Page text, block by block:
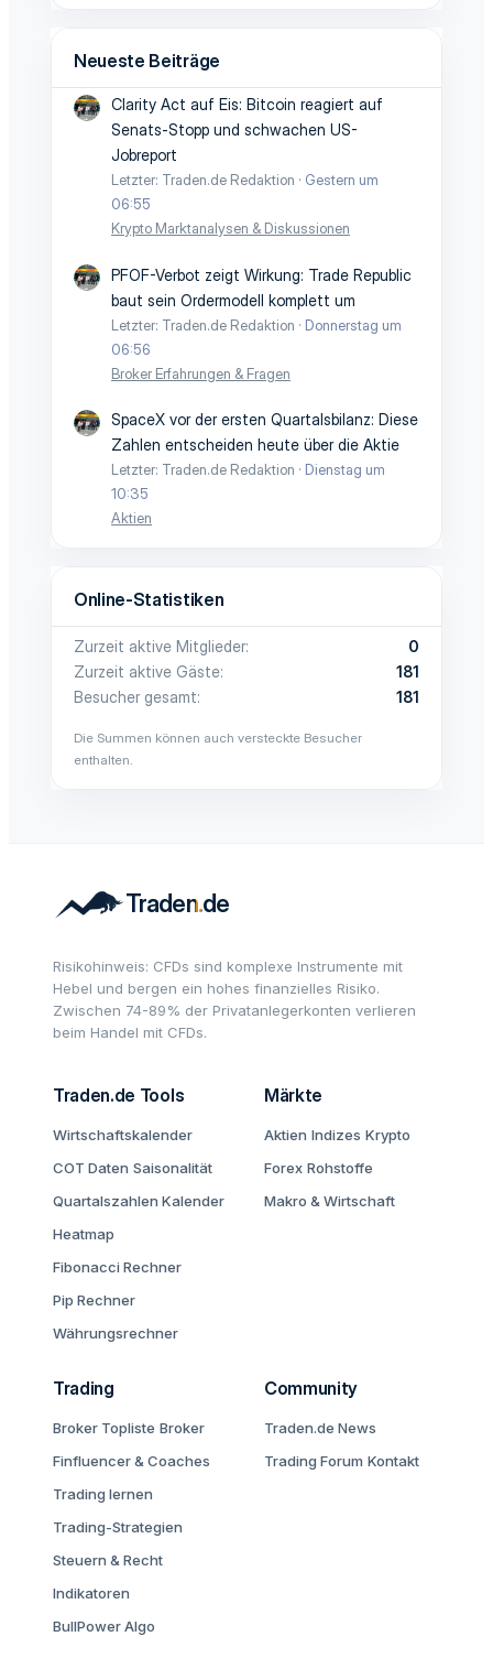
Neueste Beiträge
Clarity Act auf Eis: Bitcoin reagiert auf
Senats-Stopp und schwachen US-
Jobreport
Letzter: Traden.de Redaktion
Gestern um
06:55
Krypto Marktanalysen & Diskussionen
PFOF-Verbot zeigt Wirkung: Trade Republic
baut sein Ordermodell komplett um
Letzter: Traden.de Redaktion
Donnerstag um
06:56
Broker Erfahrungen & Fragen
SpaceX vor der ersten Quartalsbilanz: Diese
Zahlen entscheiden heute über die Aktie
Letzter: Traden.de Redaktion
Dienstag um
10:35
Aktien
Online-Statistiken
Zurzeit aktive Mitglieder
0
Zurzeit aktive Gäste
181
Besucher gesamt
181
Die Summen können auch versteckte Besucher
enthalten.
Risikohinweis: CFDs sind komplexe Instrumente mit
Hebel und bergen ein hohes finanzielles Risiko.
Zwischen 74-89% der Privatanlegerkonten verlieren
beim Handel mit CFDs.
Traden.de Tools
Wirtschaftskalender
COT Daten Saisonalität
Quartalszahlen Kalender
Heatmap
Fibonacci Rechner
Pip Rechner
Währungsrechner
Märkte
Aktien Indizes Krypto
Forex Rohstoffe
Makro & Wirtschaft
Trading
Broker Topliste Broker
Finfluencer & Coaches
Trading lernen
Trading-Strategien
Steuern & Recht
Indikatoren
BullPower Algo
Community
Traden.de News
Trading Forum Kontakt